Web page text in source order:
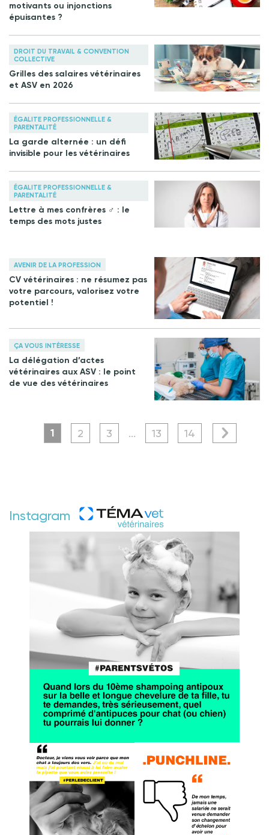
motivants ou injonctions
épuisantes ?
DROIT DU TRAVAIL & CONVENTION
COLLECTIVE
Grilles des salaires vétérinaires
et ASV en 2026
ÉGALITE PROFESSIONNELLE &
PARENTALITÉ
La garde alternée : un défi
invisible pour les vétérinaires
ÉGALITE PROFESSIONNELLE &
PARENTALITÉ
Lettre à mes confrères ♂︎ : le
temps des mots justes
AVENIR DE LA PROFESSION
CV vétérinaires : ne résumez pas
votre parcours, valorisez votre
potentiel !
ÇA VOUS INTÉRESSE
La délégation d’actes
vétérinaires aux ASV : le point
de vue des vétérinaires
1 2 3 ... 13 14
Instagram